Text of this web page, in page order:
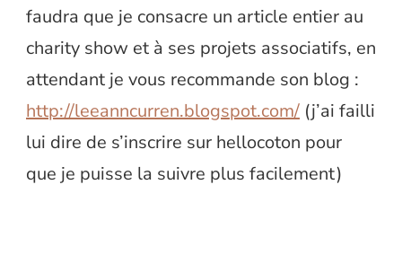
faudra que je consacre un article entier au
charity show et à ses projets associatifs, en
attendant je vous recommande son blog :
http://leeanncurren.blogspot.com/ (j’ai failli
lui dire de s’inscrire sur hellocoton pour
que je puisse la suivre plus facilement)